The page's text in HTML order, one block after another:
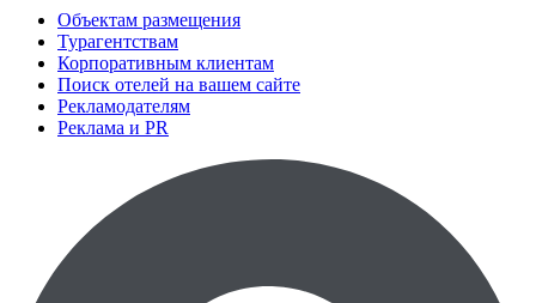
Объектам размещения
Турагентствам
Корпоративным клиентам
Поиск отелей на вашем сайте
Рекламодателям
Реклама и PR